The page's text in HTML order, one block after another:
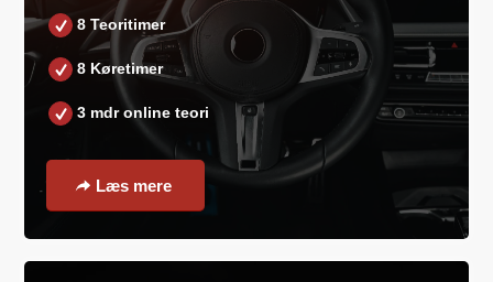
8 Teoritimer
8 Køretimer
3 mdr online teori
Læs mere